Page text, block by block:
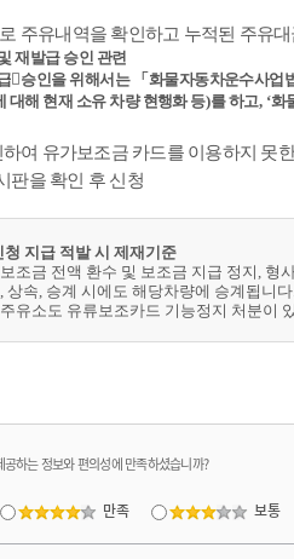
주유내역을 확인하고 누적된 주유
재발급 승인 관련
 승인을 위해서는 「 화물자동차운수사업
대해 현재 소유 차량 현행화 등)를 하고, ‘화
여 유가보조금 카드를 이용하지 못
판을 확인 후 신청
지급 적발 시 제재기준
조금 전액 환수 및 보조금 지급 정지, 형
상속, 승계 시에도 해당차량에 승계됩니다.
유소도 유류보조카드 기능정지 처분이
하는 정보와 편의성에 만족하셨습니까?
만족 보통